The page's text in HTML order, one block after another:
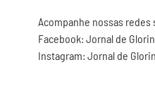
Acompanhe nossas redes
Facebook: Jornal de
Instagram: Jornal de